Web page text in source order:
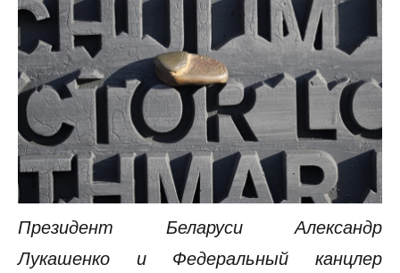
Президент Беларуси Александр
Лукашенко и Федеральный канцлер